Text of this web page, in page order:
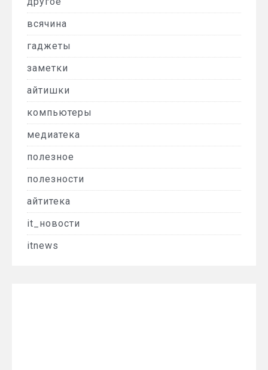
всячина
гаджеты
заметки
айтишки
компьютеры
медиатека
полезное
полезности
айтитека
it_новости
itnews